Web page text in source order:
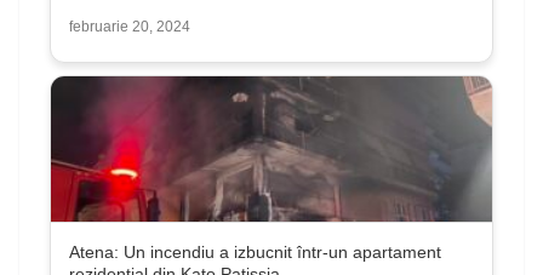
februarie 20, 2024
Atena: Un incendiu a izbucnit într-un apartament